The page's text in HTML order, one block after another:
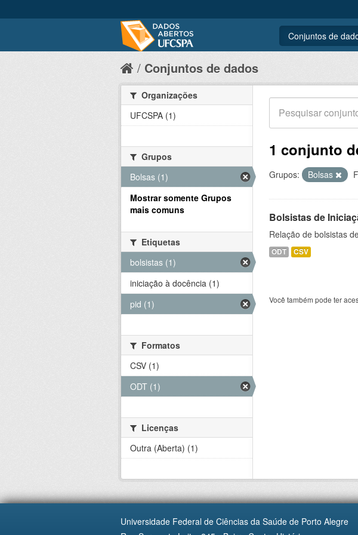
Conjuntos de
Conjuntos de dados
1 conjunto
Grupos: Bolsas
Bolsistas de
Relação de bolsistas
ODT CSV
Você também pode ter
Organizações
UFCSPA (1)
Grupos
Bolsas (1)
Mostrar somente Grupos
mais comuns
Etiquetas
bolsistas (1)
iniciação à docência (1)
pid (1)
Formatos
CSV (1)
ODT (1)
Licenças
Outra (Aberta) (1)
Universidade Federal de Ciências da Saúde de Porto Alegre